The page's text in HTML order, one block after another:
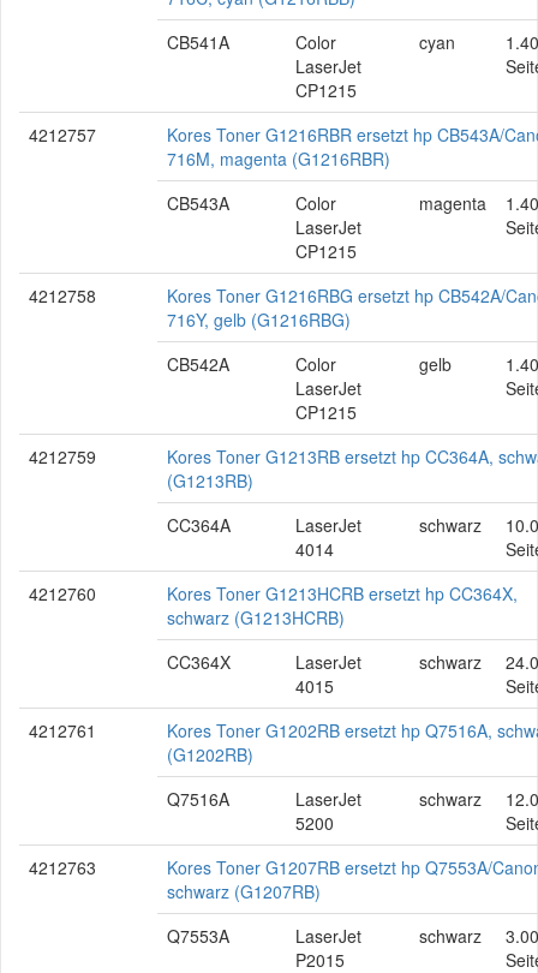
CB541A
Color
LaserJet
CP1215
cyan
4212757
Kores Toner G1216RBR ersetzt hp CB543A/
716M, magenta (G1216RBR)
CB543A
Color
LaserJet
CP1215
magenta
4212758
Kores Toner G1216RBG ersetzt hp CB542A/
716Y, gelb (G1216RBG)
CB542A
Color
LaserJet
CP1215
gelb
4212759
Kores Toner G1213RB ersetzt hp CC364A,
(G1213RB)
CC364A
LaserJet
4014
schwarz
4212760
Kores Toner G1213HCRB ersetzt hp CC364X,
schwarz (G1213HCRB)
CC364X
LaserJet
4015
schwarz
4212761
Kores Toner G1202RB ersetzt hp Q7516A,
(G1202RB)
Q7516A
LaserJet
5200
schwarz
4212763
Kores Toner G1207RB ersetzt hp Q7553A/
schwarz (G1207RB)
Q7553A
LaserJet
P2015
schwarz